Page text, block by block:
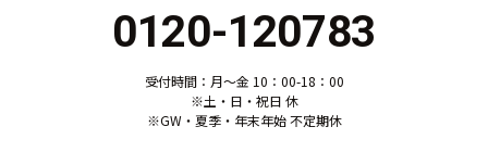
0120-120783
受付時間：月～金 10：00-18：00
※土・日・祝日 休
※GW・夏季・年末年始 不定期休